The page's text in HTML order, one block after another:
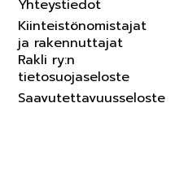
Yhteystiedot
Kiinteistönomistajat
ja rakennuttajat
Rakli ry:n
tietosuojaseloste
Saavutettavuusseloste